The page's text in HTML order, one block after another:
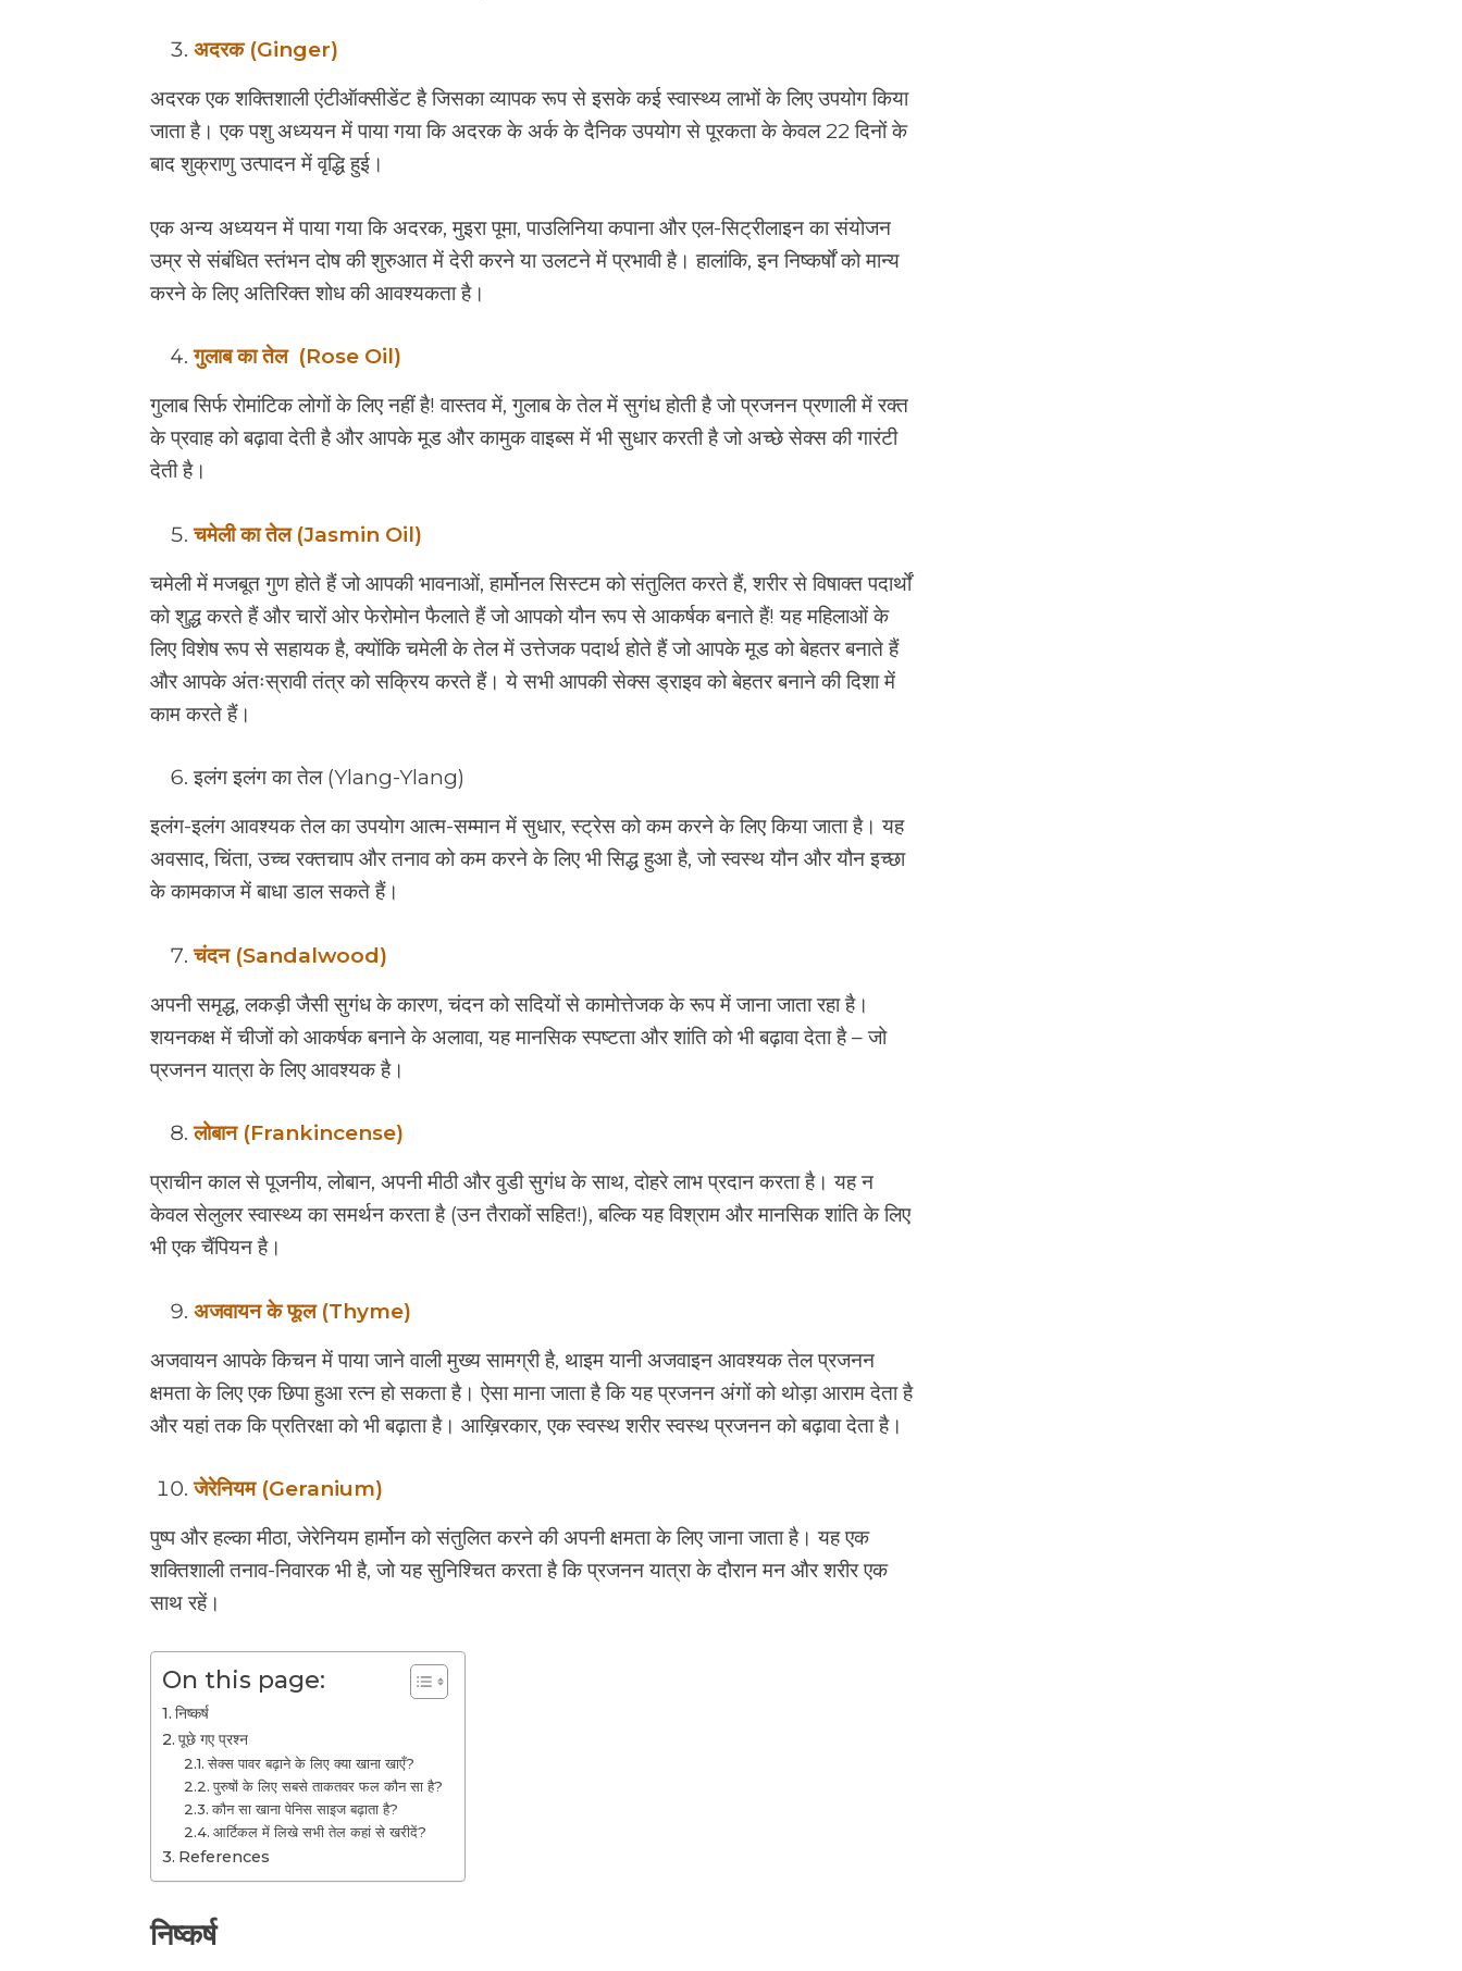
अदरक (Ginger)
अदरक एक शक्तिशाली एंटीऑक्सीडेंट है जिसका व्यापक रूप से इसके कई स्वास्थ्य लाभों के लिए उपयोग किया
जाता है। एक पशु अध्ययन में पाया गया कि अदरक के अर्क के दैनिक उपयोग से पूरकता के केवल 22 दिनों के
बाद शुक्राणु उत्पादन में वृद्धि हुई।
एक अन्य अध्ययन में पाया गया कि अदरक, मुइरा पूमा, पाउलिनिया कपाना और एल-सिट्रीलाइन का संयोजन
उम्र से संबंधित स्तंभन दोष की शुरुआत में देरी करने या उलटने में प्रभावी है। हालांकि, इन निष्कर्षों को मान्य
करने के लिए अतिरिक्त शोध की आवश्यकता है।
गुलाब का तेल (Rose Oil)
गुलाब सिर्फ रोमांटिक लोगों के लिए नहीं है! वास्तव में, गुलाब के तेल में सुगंध होती है जो प्रजनन प्रणाली में रक्त
के प्रवाह को बढ़ावा देती है और आपके मूड और कामुक वाइब्स में भी सुधार करती है जो अच्छे सेक्स की गारंटी
देती है।
चमेली का तेल (Jasmin Oil)
चमेली में मजबूत गुण होते हैं जो आपकी भावनाओं, हार्मोनल सिस्टम को संतुलित करते हैं, शरीर से विषाक्त पदार्थों
को शुद्ध करते हैं और चारों ओर फेरोमोन फैलाते हैं जो आपको यौन रूप से आकर्षक बनाते हैं! यह महिलाओं के
लिए विशेष रूप से सहायक है, क्योंकि चमेली के तेल में उत्तेजक पदार्थ होते हैं जो आपके मूड को बेहतर बनाते हैं
और आपके अंतःस्रावी तंत्र को सक्रिय करते हैं। ये सभी आपकी सेक्स ड्राइव को बेहतर बनाने की दिशा में
काम करते हैं।
इलंग इलंग का तेल (Ylang-Ylang)
इलंग-इलंग आवश्यक तेल का उपयोग आत्म-सम्मान में सुधार, स्ट्रेस को कम करने के लिए किया जाता है। यह
अवसाद, चिंता, उच्च रक्तचाप और तनाव को कम करने के लिए भी सिद्ध हुआ है, जो स्वस्थ यौन और यौन इच्छा
के कामकाज में बाधा डाल सकते हैं।
चंदन (Sandalwood)
अपनी समृद्ध, लकड़ी जैसी सुगंध के कारण, चंदन को सदियों से कामोत्तेजक के रूप में जाना जाता रहा है।
शयनकक्ष में चीजों को आकर्षक बनाने के अलावा, यह मानसिक स्पष्टता और शांति को भी बढ़ावा देता है – जो
प्रजनन यात्रा के लिए आवश्यक है।
लोबान (Frankincense)
प्राचीन काल से पूजनीय, लोबान, अपनी मीठी और वुडी सुगंध के साथ, दोहरे लाभ प्रदान करता है। यह न
केवल सेलुलर स्वास्थ्य का समर्थन करता है (उन तैराकों सहित!), बल्कि यह विश्राम और मानसिक शांति के लिए
भी एक चैंपियन है।
अजवायन के फूल (Thyme)
अजवायन आपके किचन में पाया जाने वाली मुख्य सामग्री है, थाइम यानी अजवाइन आवश्यक तेल प्रजनन
क्षमता के लिए एक छिपा हुआ रत्न हो सकता है। ऐसा माना जाता है कि यह प्रजनन अंगों को थोड़ा आराम देता है
और यहां तक कि प्रतिरक्षा को भी बढ़ाता है। आख़िरकार, एक स्वस्थ शरीर स्वस्थ प्रजनन को बढ़ावा देता है।
जेरेनियम (Geranium)
पुष्प और हल्का मीठा, जेरेनियम हार्मोन को संतुलित करने की अपनी क्षमता के लिए जाना जाता है। यह एक
शक्तिशाली तनाव-निवारक भी है, जो यह सुनिश्चित करता है कि प्रजनन यात्रा के दौरान मन और शरीर एक
साथ रहें।
On this page:
निष्कर्ष
पूछे गए प्रश्न
सेक्स पावर बढ़ाने के लिए क्या खाना खाएँ?
पुरुषों के लिए सबसे ताकतवर फल कौन सा है?
कौन सा खाना पेनिस साइज बढ़ाता है?
आर्टिकल में लिखे सभी तेल कहां से खरीदें?
References
निष्कर्ष